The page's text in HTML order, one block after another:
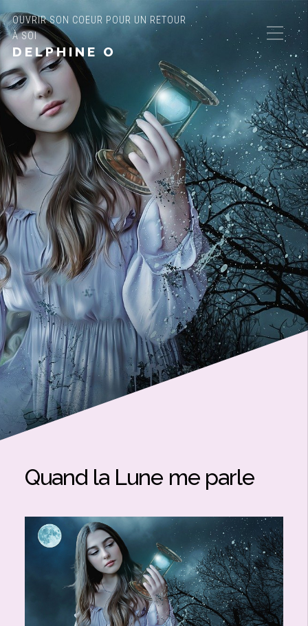
OUVRIR SON COEUR POUR UN RETOUR
À SOI
DELPHINE O
Quand la Lune me parle